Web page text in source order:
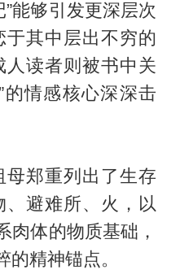
能够引发更深层次
其中层出不穷的
读者则被书中关
的情感核心深深击
郑重列出了生存
、避难所、火，以
肉体的物质基础，
的精神锚点。